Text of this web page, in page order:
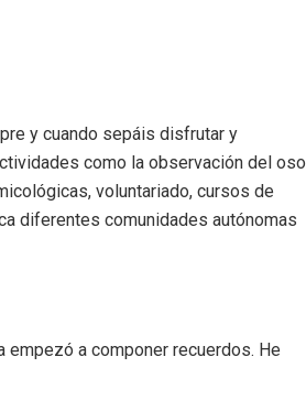
y cuando sepáis disfrutar y
como la observación del oso
voluntariado, cursos de
diferentes comunidades autónomas
empezó a componer recuerdos. He